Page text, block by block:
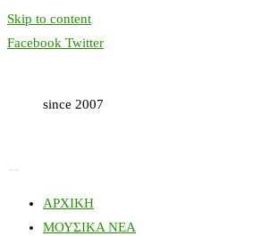
Skip to content
Facebook Twitter
since 2007
ΑΡΧΙΚΗ
ΜΟΥΣΙΚΑ ΝΕΑ